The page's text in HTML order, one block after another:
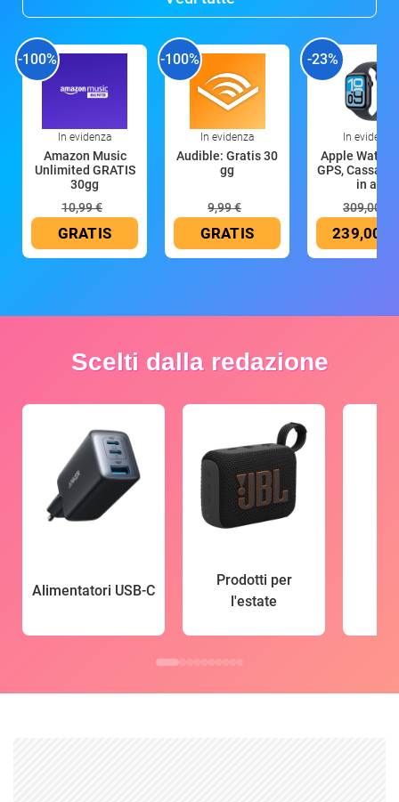
-100%
In evidenza
Amazon Music
Unlimited GRATIS
30gg
10,99 €
GRATIS
-100%
In evidenza
Audible: Gratis 30
gg
9,99 €
GRATIS
-23%
In evidenza
Apple Watch
GPS, Cassa
in all
309,00 €
239,00 €
Scelti dalla redazione
Alimentatori USB-C
Prodotti per
l'estate